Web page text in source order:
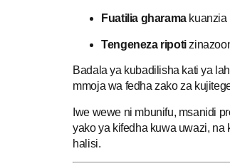
Fuatilia gharamakuanzia
Tengeneza ripoti
Badala ya kubadilisha kati ya
mmoja wa fedha zako za
Iwe wewe ni mbunifu, msanidi
yako ya kifedha kuwa uwazi,
halisi.